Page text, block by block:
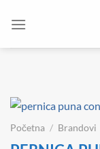
Početna / Brandovi